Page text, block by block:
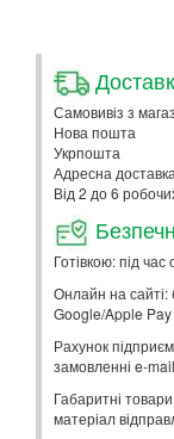
Самовивіз з
Нова пошта
Укрпошта
Адресна
Від 2 до 6
Готівкою: під
Онлайн на сайті:
Google/Apple Pay
Рахунок
замовленні e-mail
Габаритні
матеріал